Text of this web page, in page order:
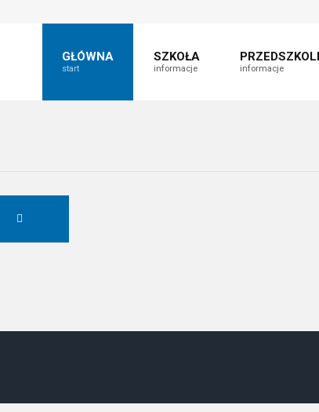
GŁÓWNA
start
SZKOŁA
informacje informacje